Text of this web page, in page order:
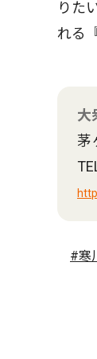
りた
れる
大
茅
#寒